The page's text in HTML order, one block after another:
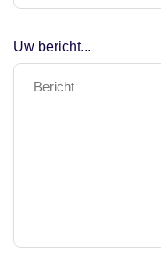
Uw bericht...